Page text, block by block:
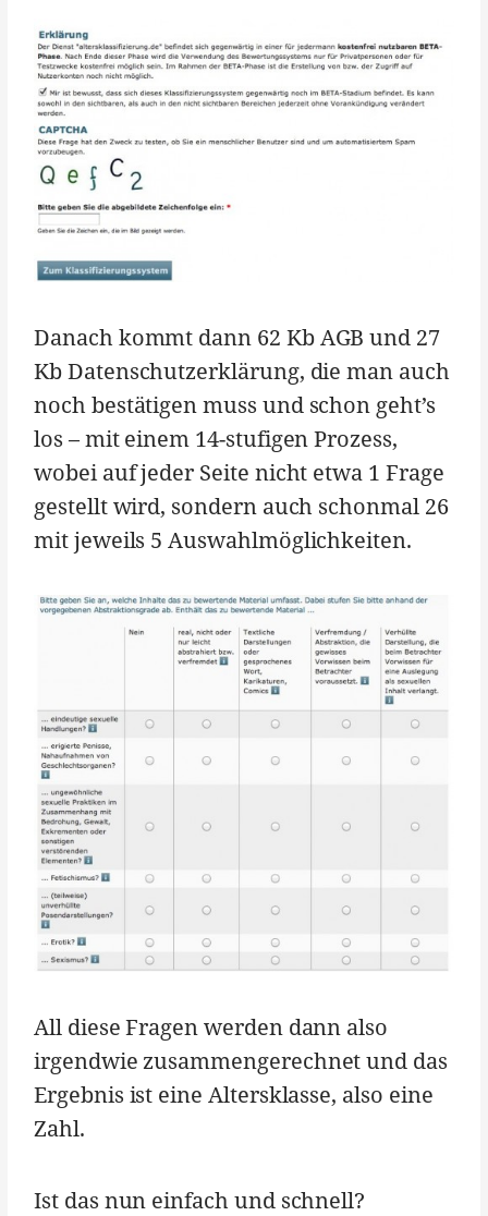
Danach kommt dann 62 Kb AGB und 27
Kb Datenschutzerklärung, die man auch
noch bestätigen muss und schon geht’s
los – mit einem 14-stufigen Prozess,
wobei auf jeder Seite nicht etwa 1 Frage
gestellt wird, sondern auch schonmal 26
mit jeweils 5 Auswahlmöglichkeiten.
All diese Fragen werden dann also
irgendwie zusammengerechnet und das
Ergebnis ist eine Altersklasse, also eine
Zahl.
Ist das nun einfach und schnell?